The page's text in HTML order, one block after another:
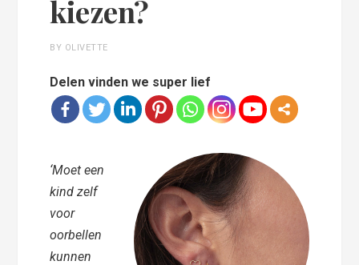
kiezen?
BY OLIVETTE
Delen vinden we super lief
‘Moet een
kind zelf
voor
oorbellen
kunnen